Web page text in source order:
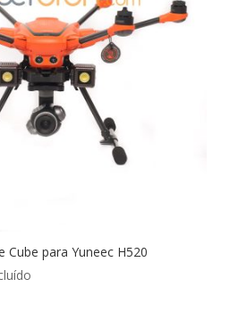
Cube para Yuneec H520